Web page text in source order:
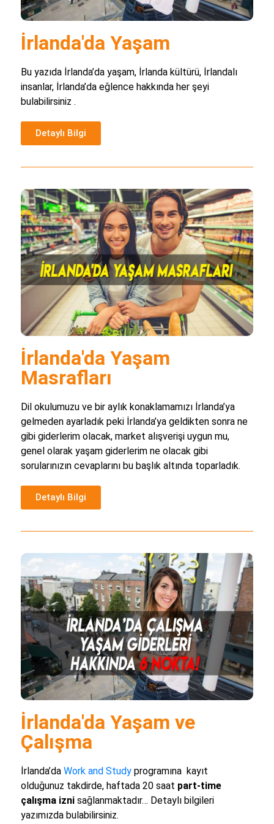
İrlanda'da Yaşam
Bu yazıda İrlanda’da yaşam, İrlanda kültürü, İrlandalı
insanlar, İrlanda’da eğlence hakkında her şeyi
bulabilirsiniz .
Detaylı Bilgi
İrlanda'da Yaşam
Masrafları
Dil okulumuzu ve bir aylık konaklamamızı İrlanda’ya
gelmeden ayarladık peki İrlanda’ya geldikten sonra ne
gibi giderlerim olacak, market alışverişi uygun mu,
genel olarak yaşam giderlerim ne olacak gibi
sorularınızın cevaplarını bu başlık altında toparladık.
Detaylı Bilgi
İrlanda'da Yaşam ve
Çalışma
İrlanda’da Work and Study programına kayıt
olduğunuz takdirde, haftada 20 saat part-time
çalışma izni sağlanmaktadır… Detaylı bilgileri
yazımızda bulabilirsiniz.